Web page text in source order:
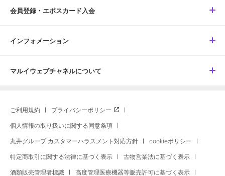
会員登録・エポスカード入会
インフォメーション
マルイウェブチャネルについて
ご利用規約 プライバシーポリシー
個人情報の取り扱いに関する同意条項
丸井グループ カスタマーハラスメント対応方針 cookieポリシー
特定商取引に関する法律に基づく表示 古物営業法に基づく表示
酒類販売管理者標識 高度管理医療機器等販売許可に基づく表示